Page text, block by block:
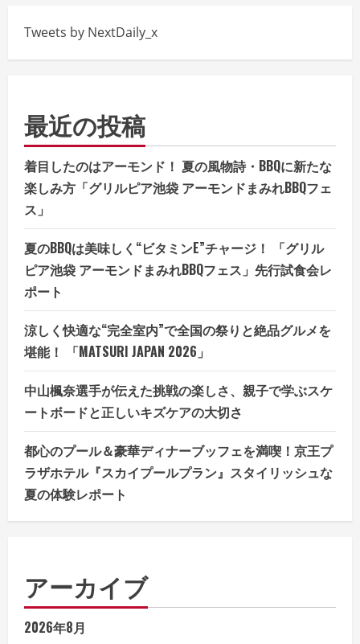
Tweets by NextDaily_x
最近の投稿
着目したのはアーモンド！ 夏の風物詩・BBQに新たな
楽しみ方「グリルピア池袋 アーモンドまみれBBQフェ
ス」
夏のBBQは美味しく“ビタミンE”チャージ！ 「グリル
ピア池袋 アーモンドまみれBBQフェス」先行試食会レ
ポート
涼しく快適な“完全室内”で全国の祭りと絶品グルメを
堪能！ 「MATSURI JAPAN 2026」
中山楓奈選手が伝えた挑戦の楽しさ、親子で学ぶスケ
ートボードと正しいキズケアの大切さ
都心のプール＆豪華ディナーブッフェを満喫！京王プ
ラザホテル『スカイプールプラン』スタイリッシュな
夏の体験レポート
アーカイブ
2026年8月